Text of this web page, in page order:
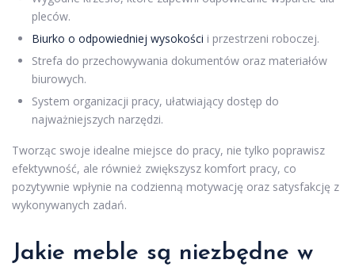
pleców.
Biurko o odpowiedniej wysokości i przestrzeni roboczej.
Strefa do przechowywania dokumentów oraz materiałów
biurowych.
System organizacji pracy, ułatwiający dostęp do
najważniejszych narzędzi.
Tworząc swoje idealne miejsce do pracy, nie tylko poprawisz
efektywność, ale również zwiększysz komfort pracy, co
pozytywnie wpłynie na codzienną motywację oraz satysfakcję z
wykonywanych zadań.
Jakie meble są niezbędne w